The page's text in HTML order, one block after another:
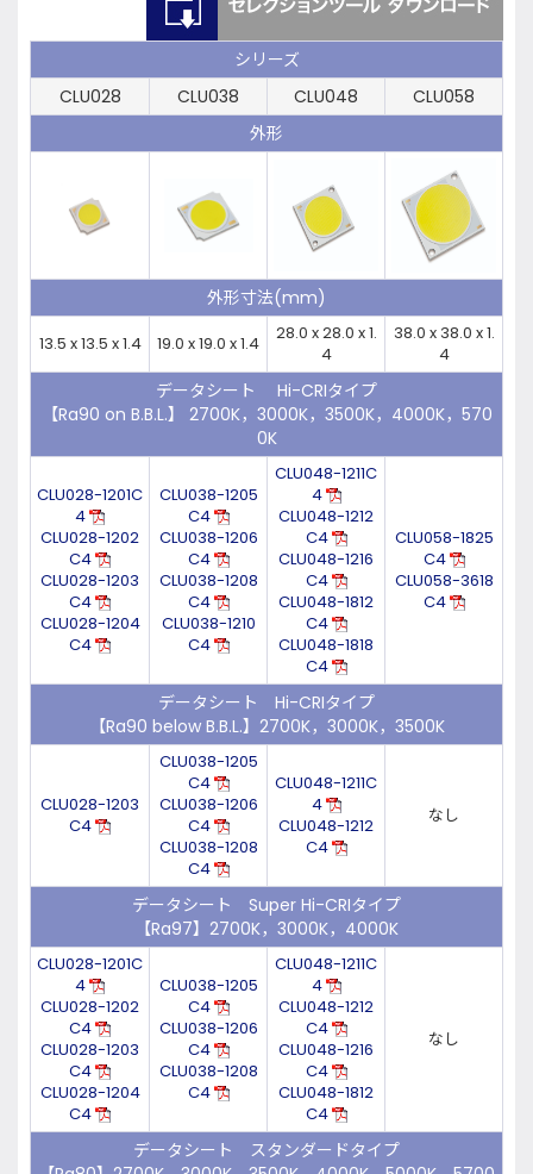
シリーズ
CLU028
CLU038 CLU048
CLU058
外形
外形寸法(mm)
13.5 x 13.5 x 1.4 19.0 x 19.0 x 1.4
28.0 x 28.0 x 1.
4
38.0 x 38.0 x 1.
4
データシート Hi-CRIタイプ
【Ra90 on B.B.L.】 2700K，3000K，3500K，4000K，570
0K
CLU028-1201C
4
CLU028-1202
C4
CLU028-1203
C4
CLU028-1204
C4
CLU038-1205
C4
CLU038-1206
C4
CLU038-1208
C4
CLU038-1210
C4
CLU048-1211C
4
CLU048-1212
C4
CLU048-1216
C4
CLU048-1812
C4
CLU048-1818
C4
CLU058-1825
C4
CLU058-3618
C4
データシート Hi-CRIタイプ
【Ra90 below B.B.L.】2700K，3000K，3500K
CLU028-1203
C4
CLU038-1205
C4
CLU038-1206
C4
CLU038-1208
C4
CLU048-1211C
4
CLU048-1212
C4
なし
データシート Super Hi-CRIタイプ
【Ra97】2700K，3000K，4000K
CLU028-1201C
4
CLU028-1202
C4
CLU028-1203
C4
CLU028-1204
C4
CLU038-1205
C4
CLU038-1206
C4
CLU038-1208
C4
CLU048-1211C
4
CLU048-1212
C4
CLU048-1216
C4
CLU048-1812
C4
なし
データシート スタンダードタイプ